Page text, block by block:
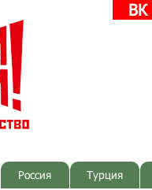
Россия Турция
ВК